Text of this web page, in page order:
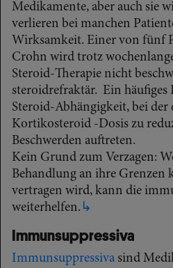
Medikamente, aber auch sie
verlieren bei manchen
Wirksamkeit. Einer von fünf
Crohn wird trotz
Steroid-Therapie nicht
steroidrefraktär. Ein häufiges
Steroid-Abhängigkeit, bei der
Kortikosteroid -Dosis zu
Beschwerden auftreten.
Kein Grund zum Verzagen:
Behandlung an ihre
vertragen wird, kann die
weiterhelfen. ↳
Immunsuppressiva
Immunsuppressiva sind